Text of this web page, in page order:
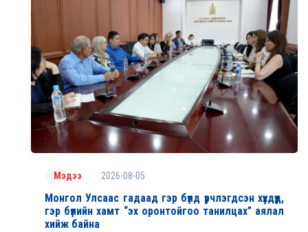
Мэдээ 2026-08-05
Монгол Улсаас гадаад гэр бүлд үрчлэгдсэн хүүхдүүд,
гэр бүлийн хамт “эх оронтойгоо танилцах” аялал
хийж байна